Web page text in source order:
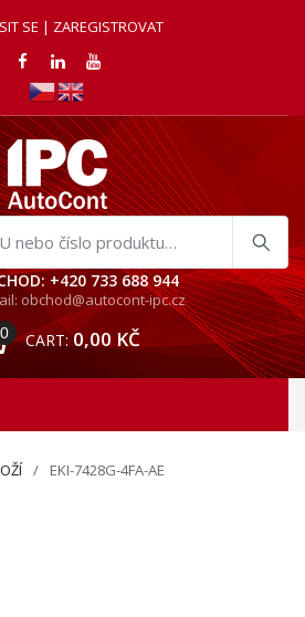
SE | ZAREGISTROVAT
+420 733 688 944
obchod@autocont-ipc.cz
0 CART: 0,00 KČ
EKI-7428G-4FA-AE